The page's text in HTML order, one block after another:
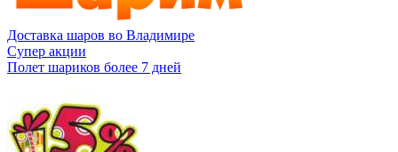
Доставка шаров во Владимире
Супер акции
Полет шариков более 7 дней